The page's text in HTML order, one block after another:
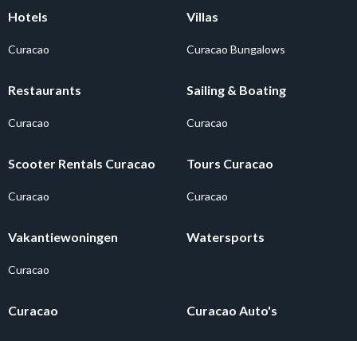
Hotels
Curacao
Villas
Curacao Bungalows
Restaurants
Curacao
Sailing & Boating
Curacao
Scooter Rentals Curacao
Curacao
Tours Curacao
Curacao
Vakantiewoningen
Curacao
Watersports
Curacao Curacao Auto's